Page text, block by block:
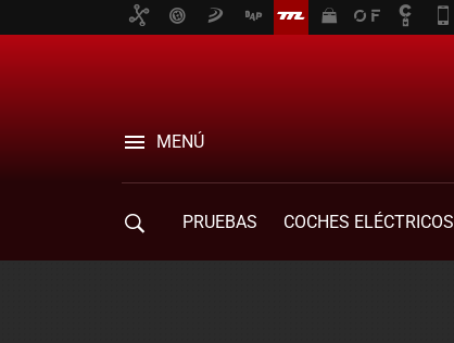
MENÚ
PRUEBAS COCHES ELÉCTRICOS